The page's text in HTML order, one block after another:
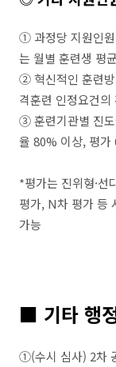
① 과정당 지원인원
는 월별 훈련생 평
② 혁신적인 훈련방
격훈련 인정요건
③ 훈련기관별 진도
율 80% 이상, 평가
*평가는 진위형·선
평가, N차 평가 등
가능
■ 기타 행
①(수시 심사) 2차